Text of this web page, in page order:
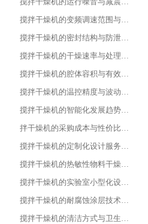
搅拌干燥机的变频调速范围与控制精度
搅拌干燥机的密封结构与防泄漏等级
搅拌干燥机的干燥速率与处理量参数
搅拌干燥机的腔体容积与有效装载率
搅拌干燥机的温控精度与波动范围
搅拌干燥机的智能化发展趋势预测
拌干燥机的采购成本与性价比评估
搅拌干燥机的定制化设计服务范围
搅拌干燥机的热敏性物料干燥工艺优化
搅拌干燥机的实验室小型化设计要点
搅拌干燥机的耐腐蚀涂层技术应用
搅拌干燥机的清洁方式与卫生标准